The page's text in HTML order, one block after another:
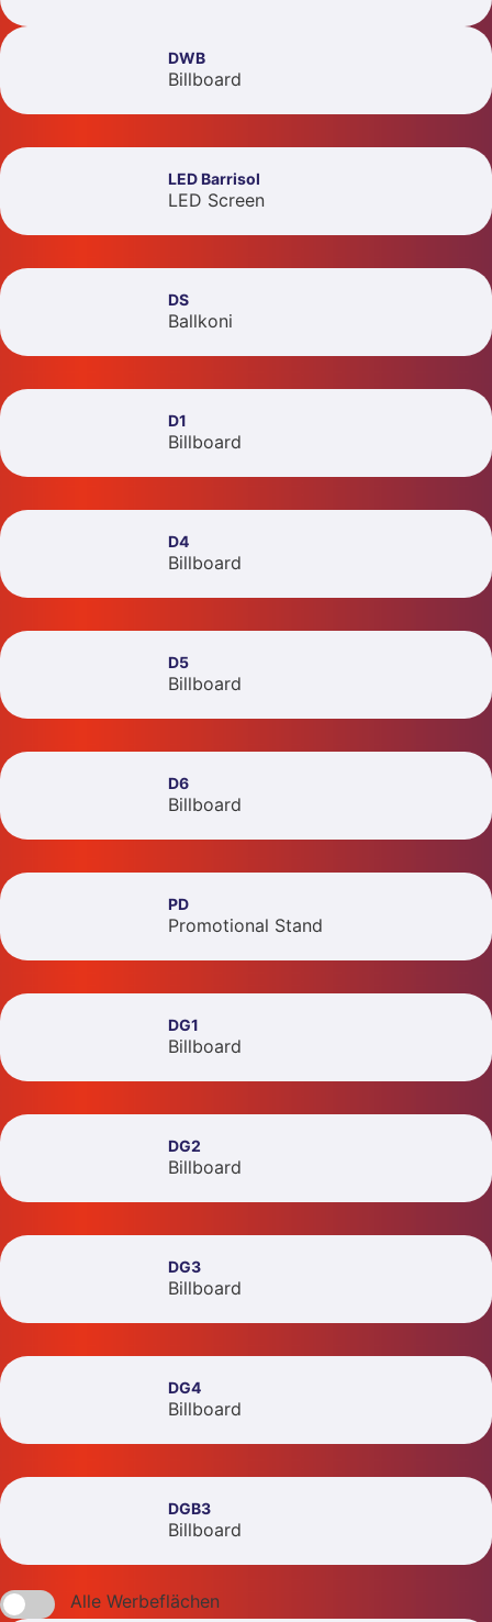
DWB
Billboard
LED Barrisol
LED Screen
DS
Ballkoni
D1
Billboard
D4
Billboard
D5
Billboard
D6
Billboard
PD
Promotional Stand
DG1
Billboard
DG2
Billboard
DG3
Billboard
DG4
Billboard
DGB3
Billboard
Alle Werbeflächen